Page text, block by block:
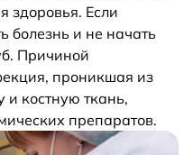
здоровья. Если
болезнь и не начать
Причиной
проникшая из
и костную ткань,
препаратов.